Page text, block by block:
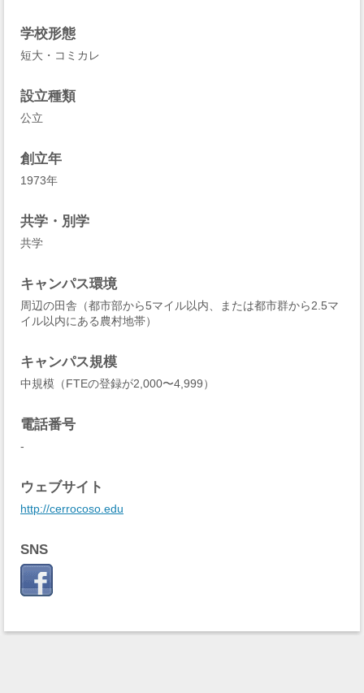
学校形態
短大・コミカレ
設立種類
公立
創立年
1973年
共学・別学
共学
キャンパス環境
周辺の田舎（都市部から5マイル以内、または都市群から2.5マ
イル以内にある農村地帯）
キャンパス規模
中規模（FTEの登録が2,000〜4,999）
電話番号
-
ウェブサイト
http://cerrocoso.edu
SNS